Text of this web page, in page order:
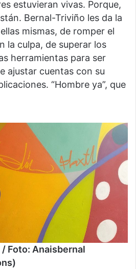
estuvieran vivas. Porque,
Bernal-Triviño les da la
mismas, de romper el
la culpa, de superar los
herramientas para ser
ajustar cuentas con su
“Hombre ya”, que
Foto: Anaisbernal